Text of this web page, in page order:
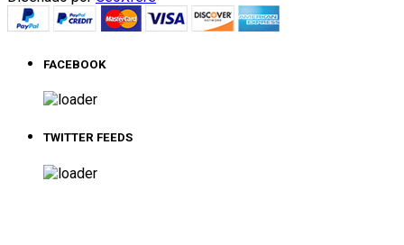
FACEBOOK
TWITTER FEEDS